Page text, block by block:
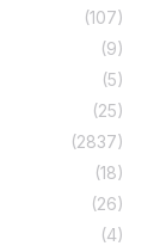
(107)
(9)
(5)
(25)
(2837)
(18)
(26)
(4)